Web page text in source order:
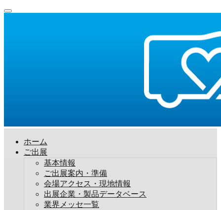
ホーム
ご出展
基本情報
ご出展案内・準備
会場アクセス・現地情報
出展企業・製品データベース
業界メッセ一覧